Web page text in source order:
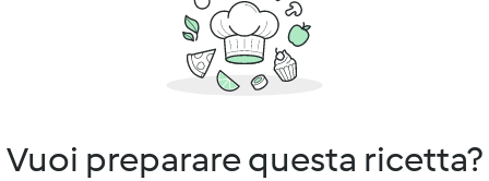
Vuoi preparare questa ricetta?